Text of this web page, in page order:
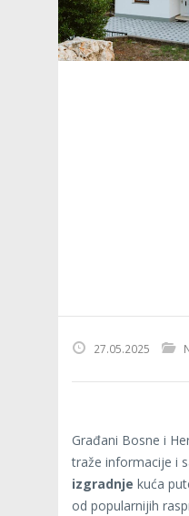
27.05.2025
Građani Bosne i
traže informacije i
izgradnje kuća
od popularnijih